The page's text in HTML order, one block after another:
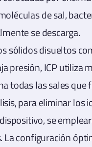
de sal,
se descarga.
sólidos disueltos
presión, ICP utiliza
todas las sales
para eliminar los
se
configuración